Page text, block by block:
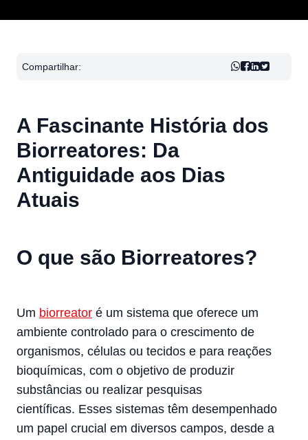
Compartilhar:
A Fascinante História dos
Biorreatores: Da
Antiguidade aos Dias
Atuais
O que são Biorreatores?
Um biorreator é um sistema que oferece um
ambiente controlado para o crescimento de
organismos, células ou tecidos e para reações
bioquímicas, com o objetivo de produzir
substâncias ou realizar pesquisas
científicas. Esses sistemas têm desempenhado
um papel crucial em diversos campos, desde a